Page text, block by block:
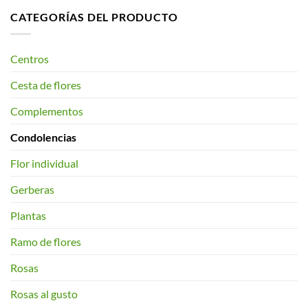
CATEGORÍAS DEL PRODUCTO
Centros
Cesta de flores
Complementos
Condolencias
Flor individual
Gerberas
Plantas
Ramo de flores
Rosas
Rosas al gusto